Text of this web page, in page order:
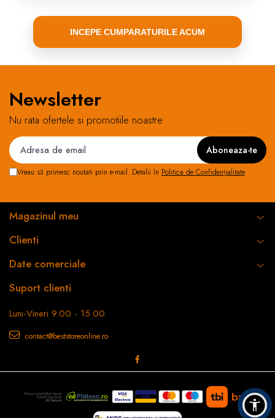
Rezultate de lunga
perioada indelungata.
Par sanatos si protejat
Grila detasabila permite o
uscatorului pentru
performante de lunga
durata.
INCEPE CUMPARATURILE ACUM
Newsletter
Nu rata ofertele si promotiile noastre
Vreau să primesc noutati prin e-mail. Detalii în Politica de Confidențialitate.
Magazinul meu
Clienti
Date comerciale
Suport clienti
Luni-Vineri 9.00 - 15.00
contact@beststoreonline.ro